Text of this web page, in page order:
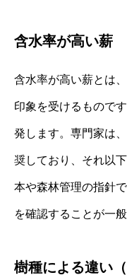
含水率が高い薪
含水率が高い薪とは
印象を受けるもので
発します。専門家は
奨しており、それ以
本や森林管理の指針
を確認することが一
樹種による違い